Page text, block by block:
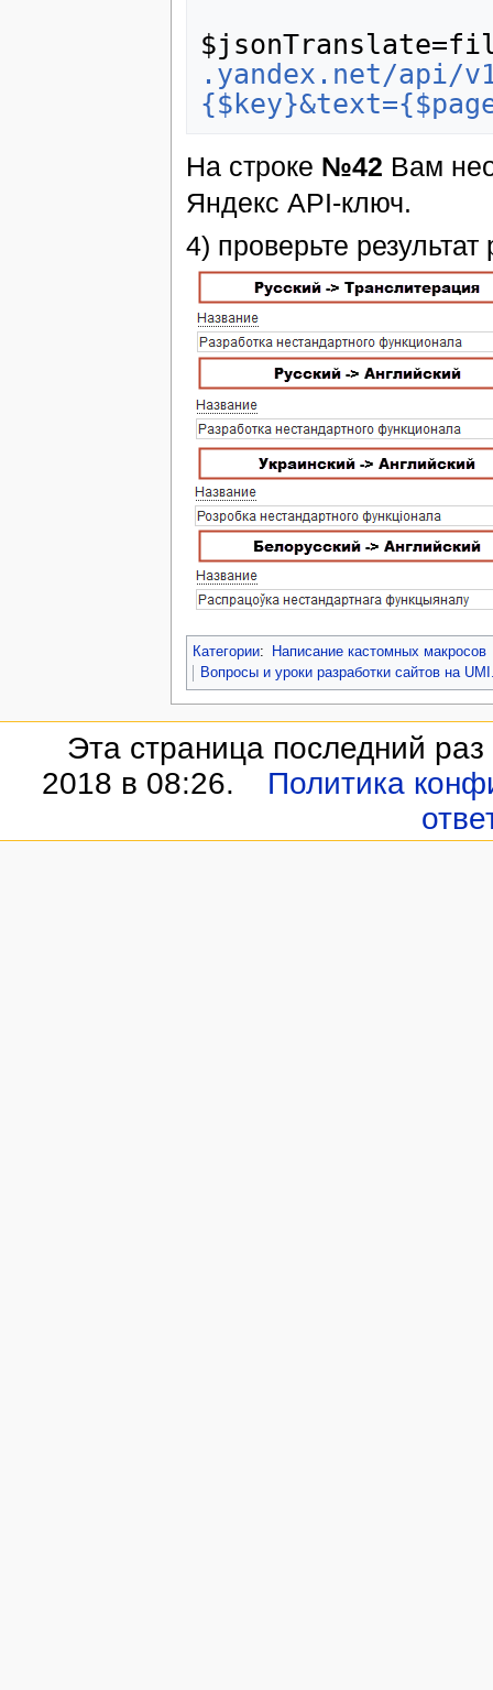
.yandex.net/api/
На строке №42 Вам
Яндекс API-ключ.
4) проверьте результат
Категории:
Написание кастомных макросов
Вопросы и уроки разработки сайтов на
Эта страница последний
2018 в 08:26.
Политика